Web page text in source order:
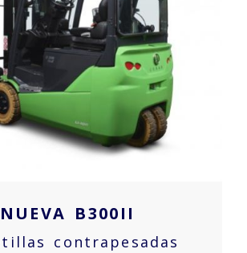
NUEVA B300II
contrapesadas